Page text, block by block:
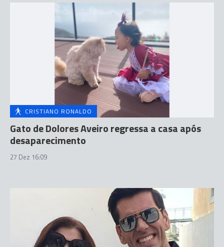
CRISTIANO RONALDO
Gato de Dolores Aveiro regressa a casa após
desaparecimento
27 Dez 16:09